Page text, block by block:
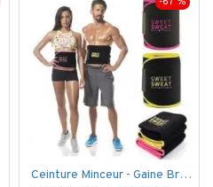
Ceinture Minceur - Gaine Brûlante - Ventre plat